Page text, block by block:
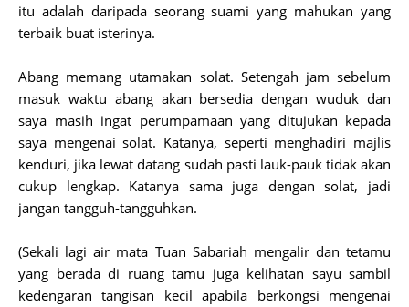
itu adalah daripada seorang suami yang mahukan yang
terbaik buat isterinya.
Abang memang utamakan solat. Setengah jam sebelum
masuk waktu abang akan bersedia dengan wuduk dan
saya masih ingat perumpamaan yang ditujukan kepada
saya mengenai solat. Katanya, seperti menghadiri majlis
kenduri, jika lewat datang sudah pasti lauk-pauk tidak akan
cukup lengkap. Katanya sama juga dengan solat, jadi
jangan tangguh-tangguhkan.
(Sekali lagi air mata Tuan Sabariah mengalir dan tetamu
yang berada di ruang tamu juga kelihatan sayu sambil
kedengaran tangisan kecil apabila berkongsi mengenai